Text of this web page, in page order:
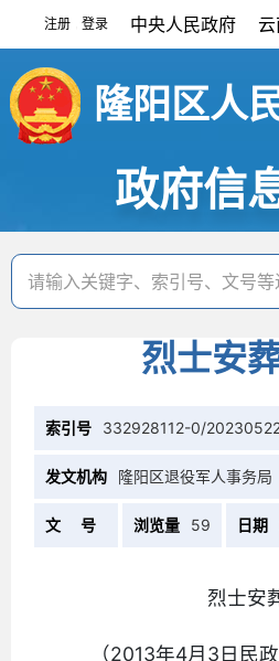
注册 登录 中央人民政府
隆阳区人
政府信
烈士安
索引号 332928112-0/
发文机构 隆阳区退役军人事务局
文 号 浏览量 59 日期
烈士安
（2013年4月3日民